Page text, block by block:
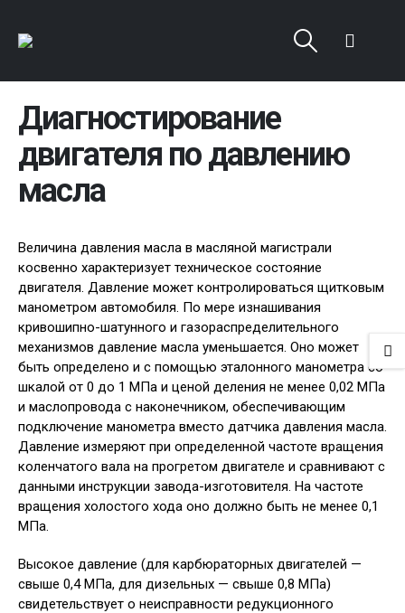
Диагностирование
двигателя по давлению
масла
Величина давления масла в масляной магистрали
косвенно характеризует техническое состояние
двигателя. Давление может контролироваться щитковым
манометром автомобиля. По мере изнашивания
кривошипно-шатунного и газораспределительного
механизмов давление масла уменьшается. Оно может
быть определено и с помощью эталонного манометра со
шкалой от 0 до 1 МПа и ценой деления не менее 0,02 МПа
и маслопровода с наконечником, обеспечивающим
подключение манометра вместо датчика давления масла.
Давление измеряют при определенной частоте вращения
коленчатого вала на прогретом двигателе и сравнивают с
данными инструкции завода-изготовителя. На частоте
вращения холостого хода оно должно быть не менее 0,1
МПа.
Высокое давление (для карбюраторных двигателей —
свыше 0,4 МПа, для дизельных — свыше 0,8 МПа)
свидетельствует о неисправности редукционного